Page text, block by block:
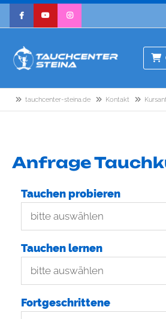
tauchcenter-steina.de Kontakt
Anfrage
Tauchen probieren
Tauchen lernen
Fortgeschrittene